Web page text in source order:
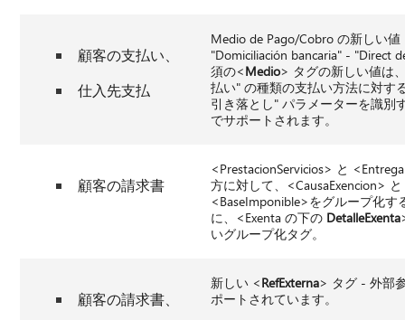
顧客の支払い、
仕入先支払
Medio de Pago/Cobro の新しい値
"Domiciliación bancaria" - "Direct
須の<Medio> タグの新しい値は
払い" の種類の支払い方法に対す
引き落とし" パラメーターを識別
でサポートされます。
顧客の請求書
<PrestacionServicios> と
方に対して、<CausaExencion> と
<BaseImponible>をグループ化す
に、<Exenta の下の DetalleExenta
いグループ化タグ。
顧客の請求書、
新しい <RefExterna> タグ - 外部
ポートされています。